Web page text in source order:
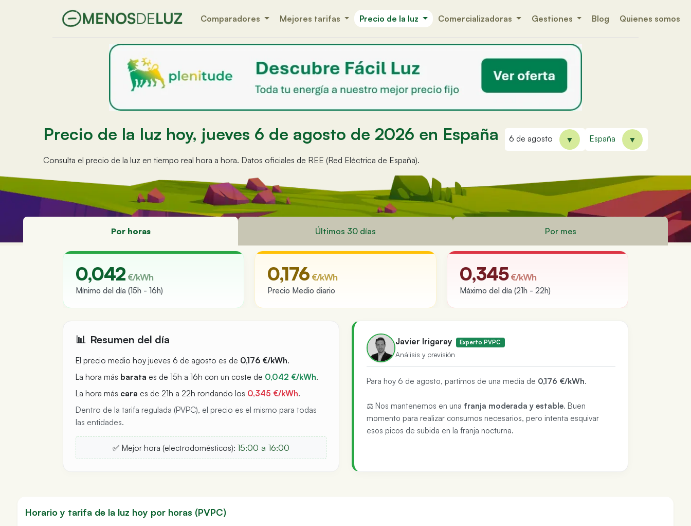
Comparadores Mejores tarifas Precio de la luz Comercializadoras Gestiones Blog Quienes somos
Precio de la luz hoy, jueves 6 de agosto de 2026 en España 6 de agosto ▼ España
▼
Consulta el precio de la luz en tiempo real hora a hora. Datos oficiales de REE (Red Eléctrica de España).
Por horas Últimos 30 días Por mes
Precio de la luz hoy 6 de agosto hora a hora
0,042 €/kWh
Mínimo del día (15h - 16h)
0,176 €/kWh
Precio Medio diario
0,345 €/kWh
Máximo del día (21h - 22h)
📊 Resumen del día
El precio medio hoy jueves 6 de agosto es de 0,176 €/kWh.
La hora más barata es de 15h a 16h con un coste de 0,042 €/kWh.
La hora más cara es de 21h a 22h rondando los 0,345 €/kWh.
Dentro de la tarifa regulada (PVPC), el precio es el mismo para todas
las entidades.
✅ Mejor hora (electrodomésticos): 15:00 a 16:00
Javier Irigaray Experto PVPC
Análisis y previsión
Para hoy 6 de agosto, partimos de una media de 0,176 €/kWh.
⚖️ Nos mantenemos en una franja moderada y estable. Buen
momento para realizar consumos necesarios, pero intenta esquivar
esos picos de subida en la franja nocturna.
Horario y tarifa de la luz hoy por horas (PVPC)